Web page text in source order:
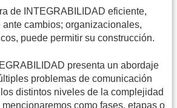
de INTEGRABILIDAD eficiente,
cambios; organizacionales,
puede permitir su construcción.
presenta un abordaje
problemas de comunicación
distintos niveles de la complejidad
como fases, etapas o